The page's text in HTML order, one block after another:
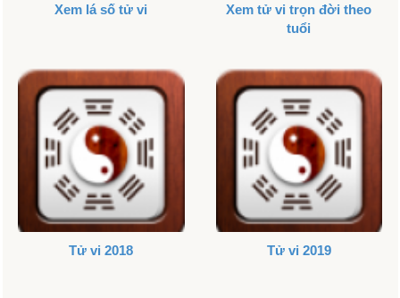
Xem lá số tử vi
Xem tử vi trọn đời theo
tuổi
Tử vi 2018 Tử vi 2019